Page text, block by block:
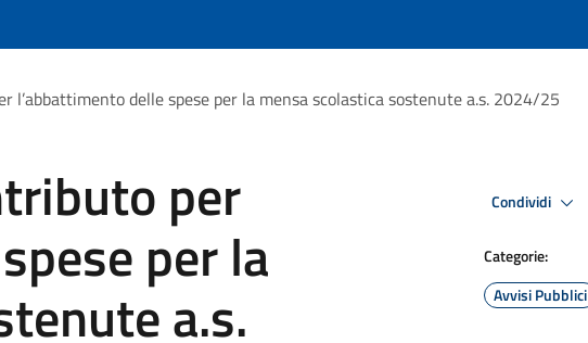
l’abbattimento delle spese per la mensa scolastica sostenute a.s. 2024/25
per
per la
a.s.
Condividi
Categorie:
Avvisi Pubblici